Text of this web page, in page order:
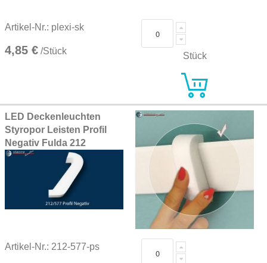
Artikel-Nr.: plexi-sk
4,85 € /Stück Stück
LED Deckenleuchten
Styropor Leisten Profil
Negativ Fulda 212
Artikel-Nr.: 212-577-ps